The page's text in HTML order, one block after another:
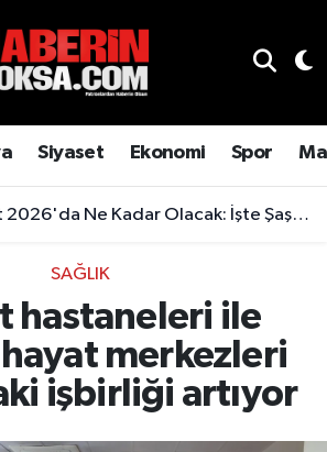
Siyaset Ekonomi Spor
Ne Kadar Olacak: İşte Şaşırtan Rakam
SAĞLIK
hastaneleri ile
hayat merkezleri
işbirliği artıyor